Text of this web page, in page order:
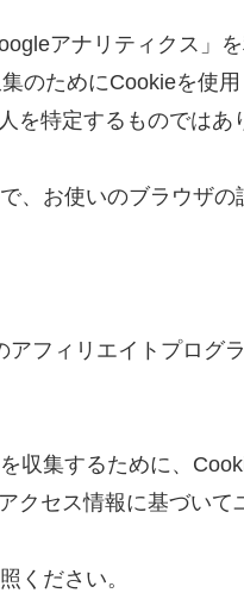
アナリティクス」を
のためにCookieを使用
を特定するものではあ
、お使いのブラウザ
フィリエイトプロ
収集するために、
クセス情報に基づい
ください。